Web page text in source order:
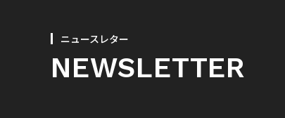
ニュースレター
NEWSLETTER